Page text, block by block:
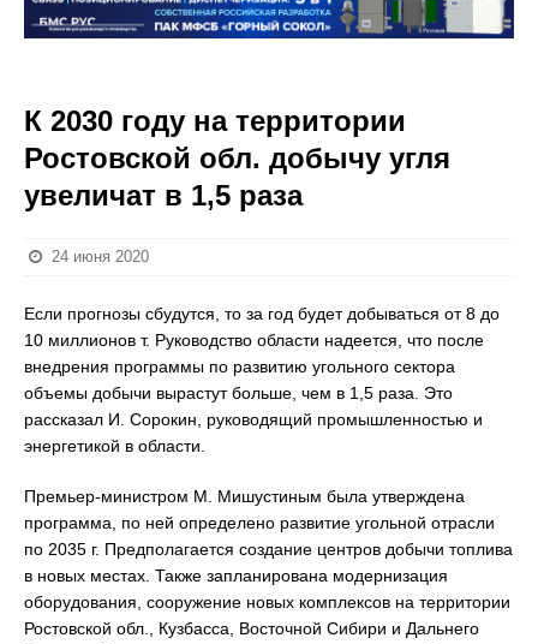
К 2030 году на территории
Ростовской обл. добычу угля
увеличат в 1,5 раза
24 июня 2020
Если прогнозы сбудутся, то за год будет добываться от 8 до
10 миллионов т. Руководство области надеется, что после
внедрения программы по развитию угольного сектора
объемы добычи вырастут больше, чем в 1,5 раза. Это
рассказал И. Сорокин, руководящий промышленностью и
энергетикой в области.
Премьер-министром М. Мишустиным была утверждена
программа, по ней определено развитие угольной отрасли
по 2035 г. Предполагается создание центров добычи топлива
в новых местах. Также запланирована модернизация
оборудования, сооружение новых комплексов на территории
Ростовской обл., Кузбасса, Восточной Сибири и Дальнего